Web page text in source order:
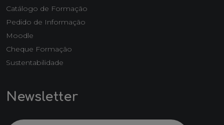
Catálogo de Formação
Pedido de Informação
Moodle
Cheque Formação
Sustentabilidade
Newsletter